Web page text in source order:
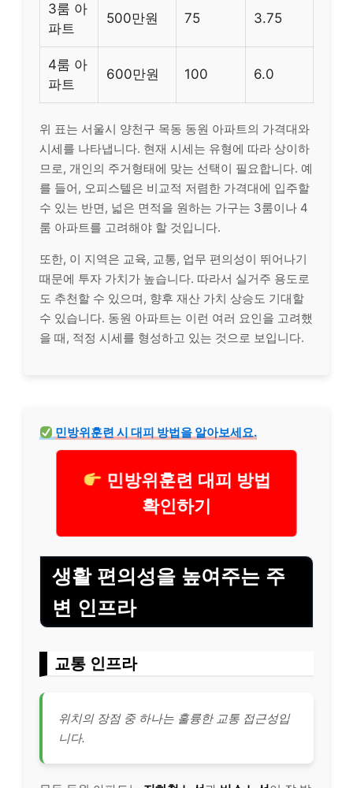
3룸 아
파트
500만원 75 3.75
4룸 아
파트
600만원 100 6.0
위 표는 서울시 양천구 목동 동원 아파트의 가격대와
시세를 나타냅니다. 현재 시세는 유형에 따라 상이하
므로, 개인의 주거형태에 맞는 선택이 필요합니다. 예
를 들어, 오피스텔은 비교적 저렴한 가격대에 입주할
수 있는 반면, 넓은 면적을 원하는 가구는 3룸이나 4
룸 아파트를 고려해야 할 것입니다.
또한, 이 지역은 교육, 교통, 업무 편의성이 뛰어나기
때문에 투자 가치가 높습니다. 따라서 실거주 용도로
도 추천할 수 있으며, 향후 재산 가치 상승도 기대할
수 있습니다. 동원 아파트는 이런 여러 요인을 고려했
을 때, 적정 시세를 형성하고 있는 것으로 보입니다.
민방위훈련 시 대피 방법을 알아보세요.
민방위훈련 대피 방법
확인하기
생활 편의성을 높여주는 주
변 인프라
교통 인프라
위치의 장점 중 하나는 훌륭한 교통 접근성입
니다.